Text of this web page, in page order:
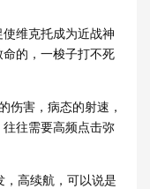
维克托成为近战神
的，一梭子打不死
伤害，病态的射速，
往需要高频点击弥
高续航，可以说是